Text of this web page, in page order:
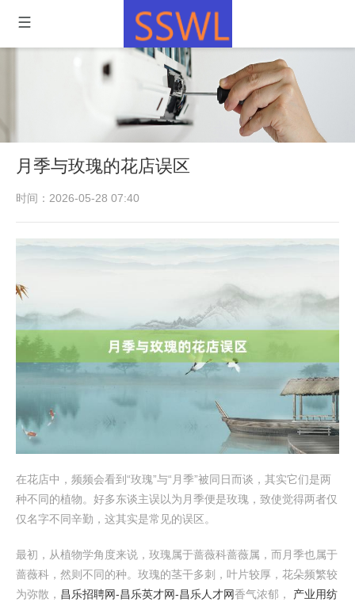
月季与玫瑰的花店误区
时间：2026-05-28 07:40
在花店中，频频会看到“玫瑰”与“月季”被同日而谈，其实它们是两
种不同的植物。好多东谈主误以为月季便是玫瑰，致使觉得两者仅
仅名字不同辛勤，这其实是常见的误区。
最初，从植物学角度来说，玫瑰属于蔷薇科蔷薇属，而月季也属于
蔷薇科，然则不同的种。玫瑰的茎干多刺，叶片较厚，花朵频繁较
为弥散， 昌乐招聘网-昌乐英才网-昌乐人才网香气浓郁， 产业用纺